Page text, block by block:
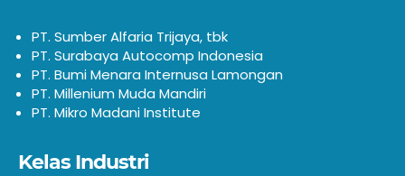
PT. Sumber Alfaria Trijaya, tbk
PT. Surabaya Autocomp Indonesia
PT. Bumi Menara Internusa Lamongan
PT. Millenium Muda Mandiri
PT. Mikro Madani Institute
Kelas Industri